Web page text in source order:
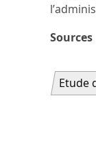
Sources
Etude